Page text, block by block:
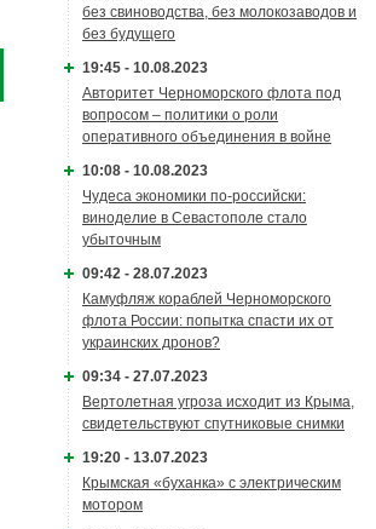
без свиноводства, без молокозаводов и
без будущего
19:45 - 10.08.2023
Авторитет Черноморского флота под
вопросом – политики о роли
оперативного объединения в войне
10:08 - 10.08.2023
Чудеса экономики по-российски:
виноделие в Севастополе стало
убыточным
09:42 - 28.07.2023
Камуфляж кораблей Черноморского
флота России: попытка спасти их от
украинских дронов?
09:34 - 27.07.2023
Вертолетная угроза исходит из Крыма,
свидетельствуют спутниковые снимки
19:20 - 13.07.2023
Крымская «буханка» с электрическим
мотором